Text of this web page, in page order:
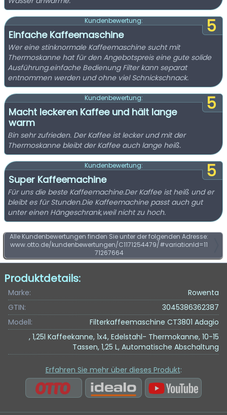
5
Kundenbewertung:
Einfache Kaffeemaschine
Wer eine stinknormale Kaffeemaschine sucht mit
Thermoskanne hat für den Angebotspreis eine gute solide
Ausführung.einfache Bedienung Filter kann separat
entnommen werden und ohne viel Schnickschnack.
5
Kundenbewertung:
Macht leckeren Kaffee und hält lange
warm
Bin sehr zufrieden. Der Kaffee ist lecker und mit der
Thermoskanne bleibt der Kaffee auch lange heiß.
5
Kundenbewertung:
Super Kaffeemachine
Für uns die beste Kaffeemachine.Der Kaffee ist heiß und er
bleibt es für Stunden.Die Kaffeemachine passt auch gut
unter einen Hängeschrank,weil nicht zu hoch.
Alle Kundenbewertungen finden Sie unter der folgenden Adresse:
www.otto.de/kundenbewertungen/C1171254479/#variationId=11
71267664
Produktdetails:
Marke:
Rowenta
GTIN:
3045386362387
Modell:
Filterkaffeemaschine CT3801 Adagio
, 1,25l Kaffeekanne, 1x4, Edelstahl- Thermokanne, 10-15
Tassen, 1,25 L, Automatische Abschaltung
Erfahren Sie mehr über dieses Produkt: